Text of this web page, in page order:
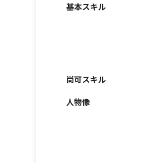
基本スキル
尚可スキル
人物像